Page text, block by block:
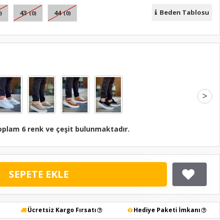
43 (0) 44 (0) Beden Tablosu
>
6 renk ve çeşit bulunmaktadır.
SEPETE EKLE
Ücretsiz Kargo Fırsatı Hediye Paketi İmkanı